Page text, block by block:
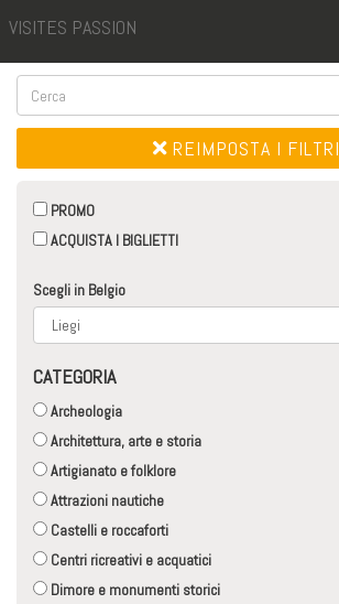
VISITES PASSION
REIMPOSTA I FILTRI
PROMO
ACQUISTA I BIGLIETTI
Scegli in Belgio
CATEGORIA
Archeologia
Architettura, arte e storia
Artigianato e folklore
Attrazioni nautiche
Castelli e roccaforti
Centri ricreativi e acquatici
Dimore e monumenti storici